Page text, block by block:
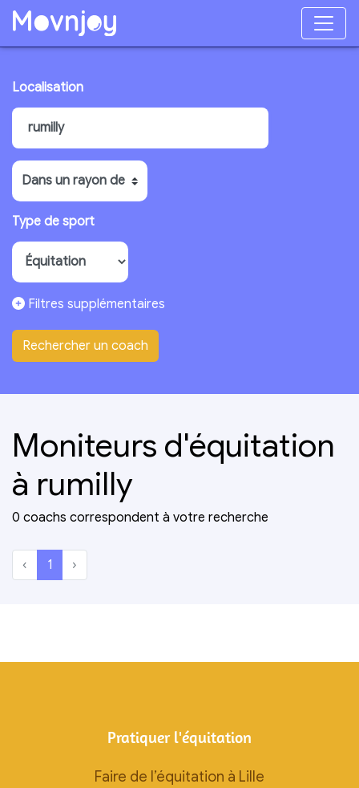
Localisation
Type de sport
Filtres supplémentaires
Moniteurs d'équitation
à rumilly
0 coachs correspondent à votre recherche
‹ 1 ›
Pratiquer l'équitation
Faire de l’équitation à Lille